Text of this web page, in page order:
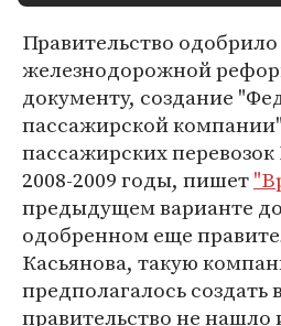
Правительство
железнодорожной
документу, создание
пассажирской
пассажирских
2008-2009 годы, пишет
предыдущем варианте
одобренном еще
Касьянова, такую
предполагалось создать
правительство не нашло